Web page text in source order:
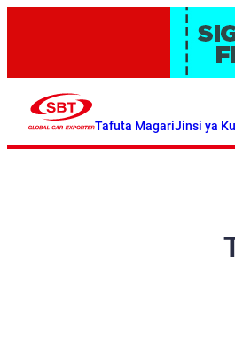
Tafuta MagariJinsi ya